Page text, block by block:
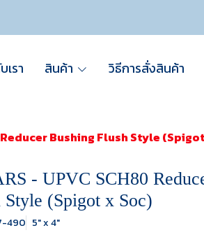
เรา สินค้า วิธีการสั่งสินค้า
Reducer Bushing Flush Style
- UPVC SCH80
Style (Spigot x Soc)
490 5" x 4"